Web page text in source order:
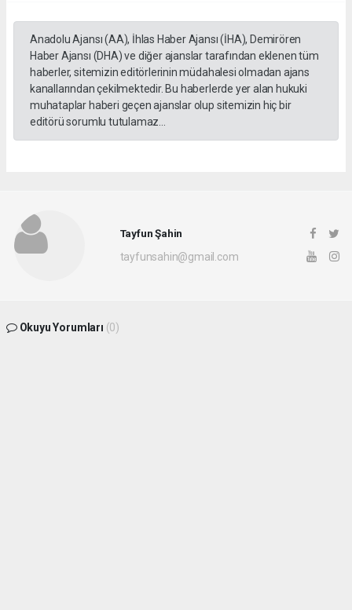
Anadolu Ajansı (AA), İhlas Haber Ajansı (İHA), Demirören
Haber Ajansı (DHA) ve diğer ajanslar tarafından eklenen tüm
haberler, sitemizin editörlerinin müdahalesi olmadan ajans
kanallarından çekilmektedir. Bu haberlerde yer alan hukuki
muhataplar haberi geçen ajanslar olup sitemizin hiç bir
editörü sorumlu tutulamaz...
Tayfun Şahin
tayfunsahin@gmail.com
Okuyu Yorumları (0)